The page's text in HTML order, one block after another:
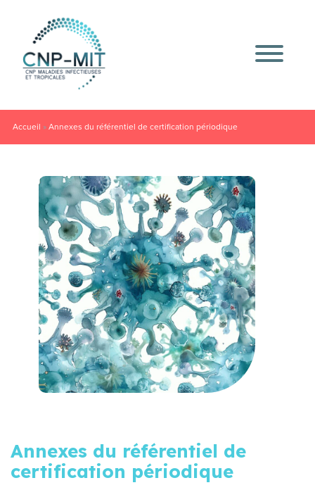
Accueil »Annexes du référentiel de certification périodique
Annexes du référentiel de
certification périodique